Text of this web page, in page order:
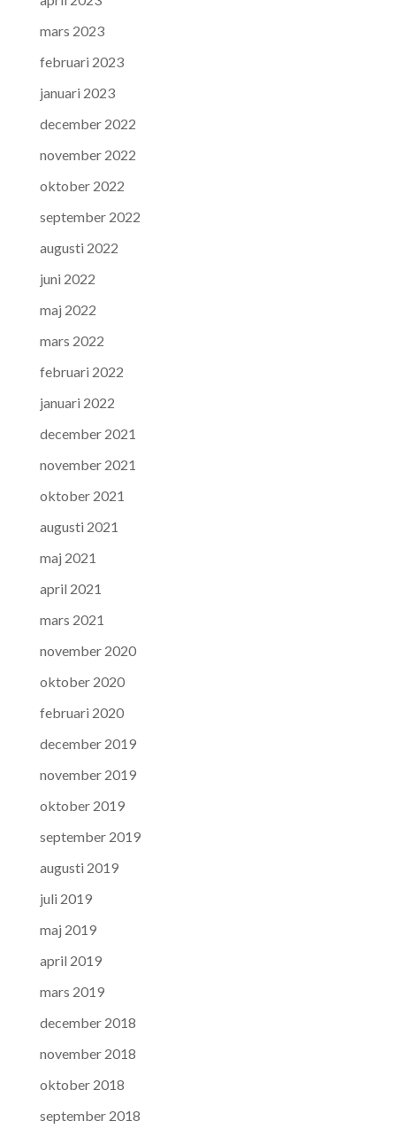
mars 2023
februari 2023
januari 2023
december 2022
november 2022
oktober 2022
september 2022
augusti 2022
juni 2022
maj 2022
mars 2022
februari 2022
januari 2022
december 2021
november 2021
oktober 2021
augusti 2021
maj 2021
april 2021
mars 2021
november 2020
oktober 2020
februari 2020
december 2019
november 2019
oktober 2019
september 2019
augusti 2019
juli 2019
maj 2019
april 2019
mars 2019
december 2018
november 2018
oktober 2018
september 2018